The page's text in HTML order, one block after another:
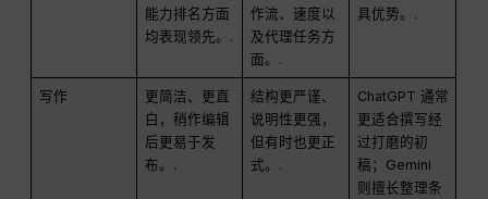
能力排名方面
均表现领先。.
作流、速度以
及代理任务方
面。.
具优势。.
写作
更简洁、更直
白，稍作编辑
后更易于发
布。.
结构更严谨、
说明性更强，
但有时也更正
式。.
ChatGPT 通常
更适合撰写经
过打磨的初
稿；Gemini
则擅长整理条